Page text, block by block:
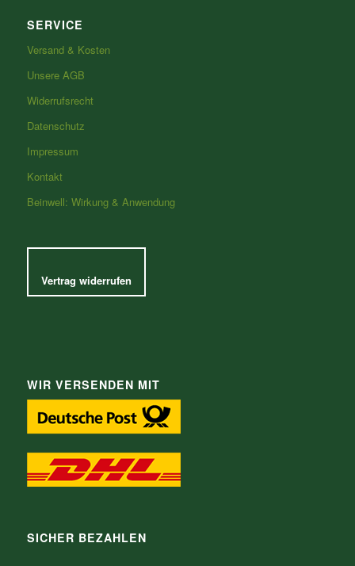
SERVICE
Versand & Kosten
Unsere AGB
Widerrufsrecht
Datenschutz
Impressum
Kontakt
Beinwell: Wirkung & Anwendung
Vertrag widerrufen
WIR VERSENDEN MIT
SICHER BEZAHLEN